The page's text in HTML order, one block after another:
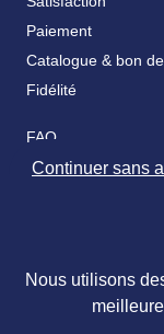
Paiement
Catalogue & bon
Fidélité
FAQ
Nos partenaires
Retrouvez nous sur
Continuer sans
Nous utilisons